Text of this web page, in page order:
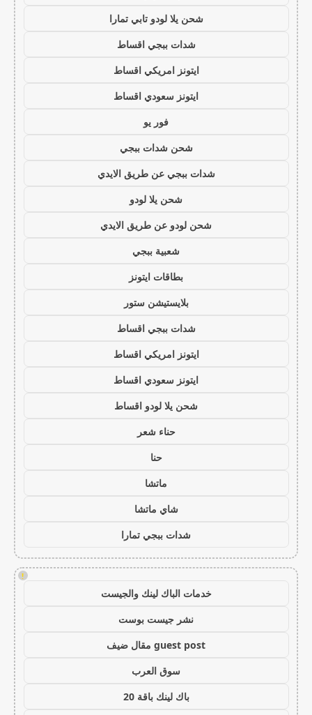
شحن يلا لودو تابي تمارا
شدات ببجي اقساط
ايتونز امريكي اقساط
ايتونز سعودي اقساط
فور يو
شحن شدات ببجي
شدات ببجي عن طريق الايدي
شحن يلا لودو
شحن لودو عن طريق الايدي
شعبية ببجي
بطاقات ايتونز
بلايستيشن ستور
شدات ببجي اقساط
ايتونز امريكي اقساط
ايتونز سعودي اقساط
شحن يلا لودو اقساط
حناء شعر
حنا
ماتشا
شاي ماتشا
شدات ببجي تمارا
!
خدمات الباك لينك والجيست
نشر جيست بوست
guest post مقال ضيف
سوق العرب
باك لينك باقة 20